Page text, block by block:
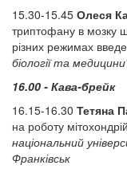
15.30-15.45 Олеся
триптофану в мозку
різних режимах
біології та
16.00 - Кава-брейк
16.15-16.30 Тетяна
на роботу
національний
Франківськ